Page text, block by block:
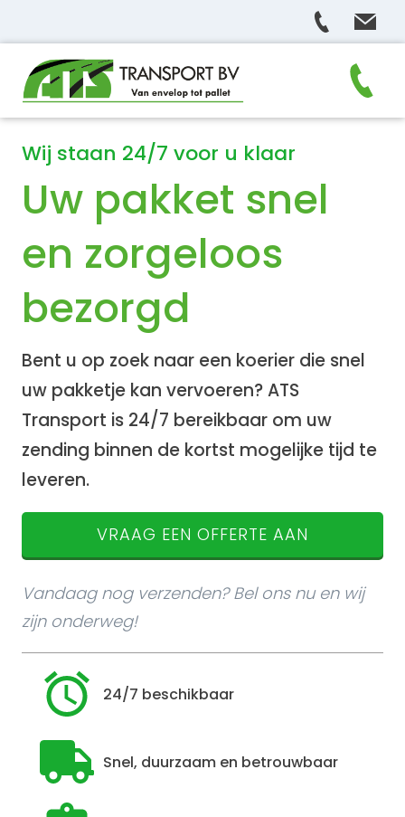
Wij staan 24/7 voor u klaar
Uw pakket snel
en zorgeloos
bezorgd
Bent u op zoek naar een koerier die snel
uw pakketje kan vervoeren? ATS
Transport is 24/7 bereikbaar om uw
zending binnen de kortst mogelijke tijd te
leveren.
VRAAG EEN OFFERTE AAN
Vandaag nog verzenden? Bel ons nu en wij
zijn onderweg!
24/7 beschikbaar
Snel, duurzaam en betrouwbaar